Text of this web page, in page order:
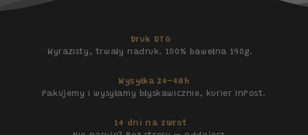
Druk DTG
Wyrazisty, trwały nadruk. 100% bawełna 190g.
Wysyłka 24–48h
Pakujemy i wysyłamy błyskawicznie, kurier InPost.
14 dni na zwrot